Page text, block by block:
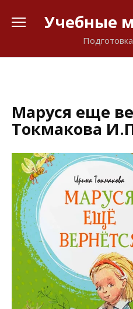
Учебные
Маруся еще
Токмакова